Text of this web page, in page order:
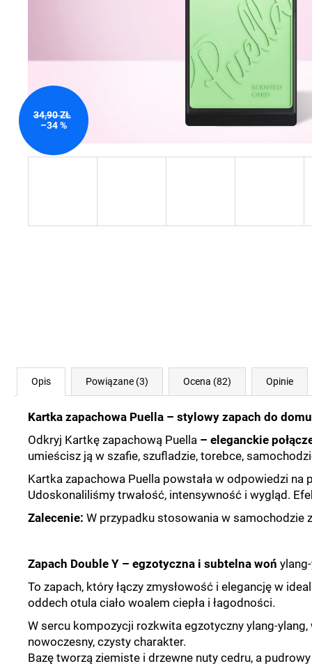
34,90 ZŁ
–34 %
Opis Powiązane (3) Ocena (82) Opinie
Kartka zapachowa Puella – stylowy zapach do
Odkryj Kartkę zapachową Puella – eleganckie
umieścisz ją w szafie, szufladzie, torebce,
Kartka zapachowa Puella powstała w odpowiedzi
Udoskonaliliśmy trwałość, intensywność i wygląd.
Zalecenie: W przypadku stosowania w samochodzie
Zapach Double Y – egzotyczna i subtelna woń
To zapach, który łączy zmysłowość i elegancję w
oddech otula ciało woalem ciepła i łagodności.
W sercu kompozycji rozkwita egzotyczny ylang-
nowoczesny, czysty charakter.
Bazę tworzą ziemiste i drzewne nuty cedru, a